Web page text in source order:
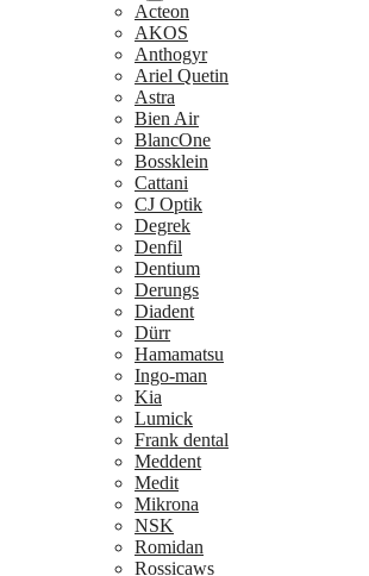
Acteon
AKOS
Anthogyr
Ariel Quetin
Astra
Bien Air
BlancOne
Bossklein
Cattani
CJ Optik
Degrek
Denfil
Dentium
Derungs
Diadent
Dürr
Hamamatsu
Ingo-man
Kia
Lumick
Frank dental
Meddent
Medit
Mikrona
NSK
Romidan
Rossicaws